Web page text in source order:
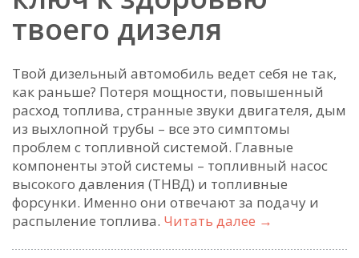
твоего дизеля
Твой дизельный автомобиль ведет себя не так,
как раньше? Потеря мощности, повышенный
расход топлива, странные звуки двигателя, дым
из выхлопной трубы – все это симптомы
проблем с топливной системой. Главные
компоненты этой системы – топливный насос
высокого давления (ТНВД) и топливные
форсунки. Именно они отвечают за подачу и
распыление топлива. Читать далее Стендовая
→